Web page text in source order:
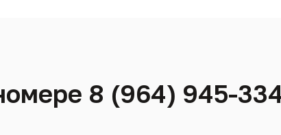
8 (964) 945-